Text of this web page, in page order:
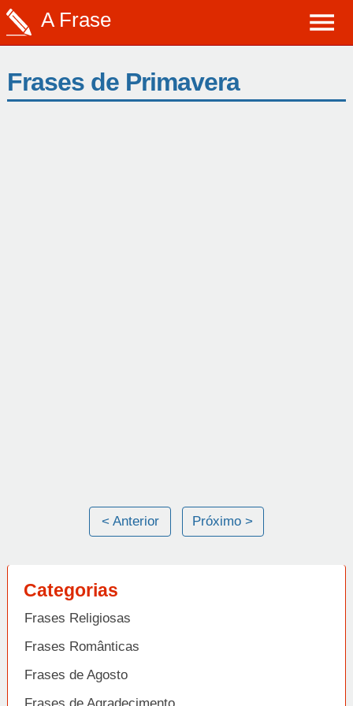
A Frase
Frases de Primavera
< Anterior Próximo >
Categorias
Frases Religiosas
Frases Românticas
Frases de Agosto